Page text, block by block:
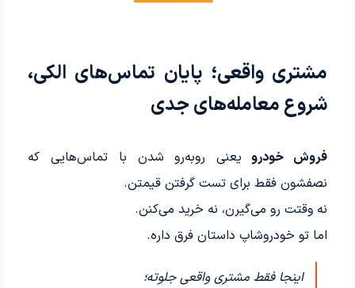
مشتری واقعی؛ پایان تماس‌های الکی،
شروع معامله‌های جدی
فروش خودرو یعنی روبه‌رو شدن با تماس‌هایی که
نصفشون فقط برای تست گرفتن قیمتن.
نه وقتت رو می‌گیرن، نه خرید می‌کنن.
اما تو خودروشاپ داستان فرق داره.
اینجا فقط مشتری واقعی جلوته؛